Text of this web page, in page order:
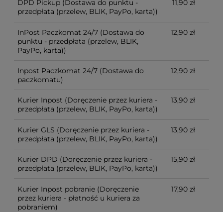
DPD Pickup (Dostawa do punktu -
przedpłata (przelew, BLIK, PayPo, karta))
11,90 zł
InPost Paczkomat 24/7 (Dostawa do
punktu - przedpłata (przelew, BLIK,
PayPo, karta))
12,90 zł
Inpost Paczkomat 24/7 (Dostawa do
paczkomatu)
12,90 zł
Kurier Inpost (Doręczenie przez kuriera -
przedpłata (przelew, BLIK, PayPo, karta))
13,90 zł
Kurier GLS (Doręczenie przez kuriera -
przedpłata (przelew, BLIK, PayPo, karta))
13,90 zł
Kurier DPD (Doręczenie przez kuriera -
przedpłata (przelew, BLIK, PayPo, karta))
15,90 zł
Kurier Inpost pobranie (Doręczenie
przez kuriera - płatność u kuriera za
pobraniem)
17,90 zł